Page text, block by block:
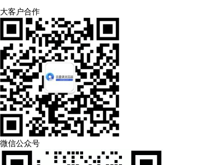
大客户合作
微信公众号